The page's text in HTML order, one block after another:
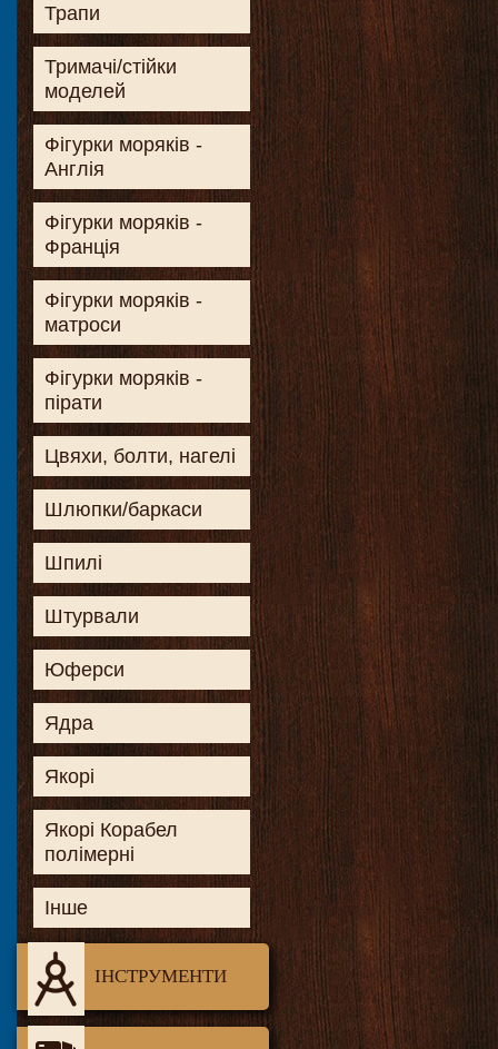
Трапи
Тримачі/стійки
моделей
Фігурки моряків -
Англія
Фігурки моряків -
Франція
Фігурки моряків -
матроси
Фігурки моряків -
пірати
Цвяхи, болти, нагелі
Шлюпки/баркаси
Шпилі
Штурвали
Юферси
Ядра
Якорі
Якорі Корабел
полімерні
Інше
ІНСТРУМЕНТИ